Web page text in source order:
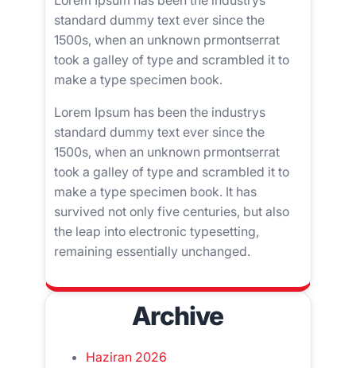
standard dummy text ever since the
1500s, when an unknown prmontserrat
took a galley of type and scrambled it to
make a type specimen book.
Lorem Ipsum has been the industrys
standard dummy text ever since the
1500s, when an unknown prmontserrat
took a galley of type and scrambled it to
make a type specimen book. It has
survived not only five centuries, but also
the leap into electronic typesetting,
remaining essentially unchanged.
Archive
Haziran 2026